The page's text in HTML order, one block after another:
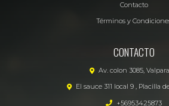
Contacto
Términos y
CONTACTO
Av. colon 3085,
El sauce 311 local 9 , Placilla
+56953425873